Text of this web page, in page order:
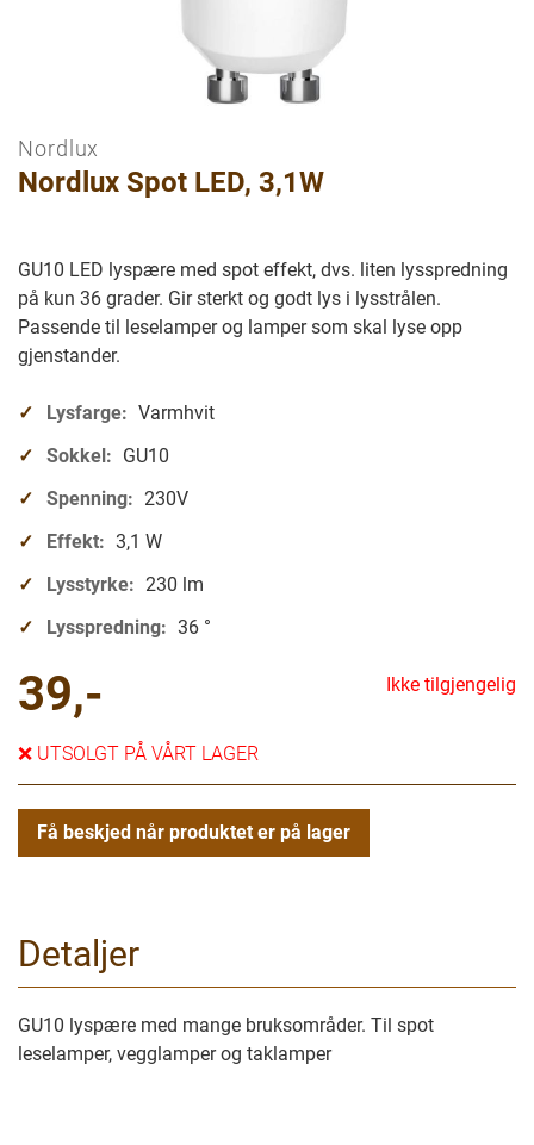
Gå
til
bilder
galleriet
Nordlux
Nordlux Spot LED, 3,1W
GU10 LED lyspære med spot effekt, dvs. liten lysspredning
på kun 36 grader. Gir sterkt og godt lys i lysstrålen.
Passende til leselamper og lamper som skal lyse opp
gjenstander.
Lysfarge: Varmhvit
Sokkel: GU10
Spenning: 230V
Effekt: 3,1 W
Lysstyrke: 230 lm
Lysspredning: 36 °
39,- Ikke tilgjengelig
❌ UTSOLGT PÅ VÅRT LAGER
Få beskjed når produktet er på lager
Detaljer
GU10 lyspære med mange bruksområder. Til spot
leselamper, vegglamper og taklamper